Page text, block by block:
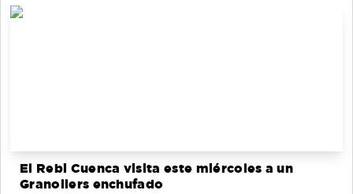
El Rebi Cuenca visita este miércoles a un
Granollers enchufado